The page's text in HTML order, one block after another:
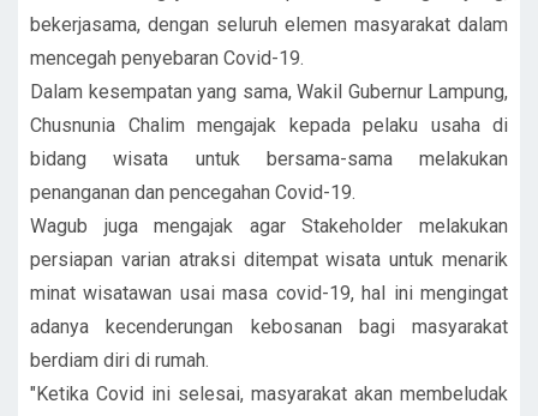
bekerjasama, dengan seluruh elemen masyarakat dalam
mencegah penyebaran Covid-19.
Dalam kesempatan yang sama, Wakil Gubernur Lampung,
Chusnunia Chalim mengajak kepada pelaku usaha di
bidang wisata untuk bersama-sama melakukan
penanganan dan pencegahan Covid-19.
Wagub juga mengajak agar Stakeholder melakukan
persiapan varian atraksi ditempat wisata untuk menarik
minat wisatawan usai masa covid-19, hal ini mengingat
adanya kecenderungan kebosanan bagi masyarakat
berdiam diri di rumah.
"Ketika Covid ini selesai, masyarakat akan membeludak